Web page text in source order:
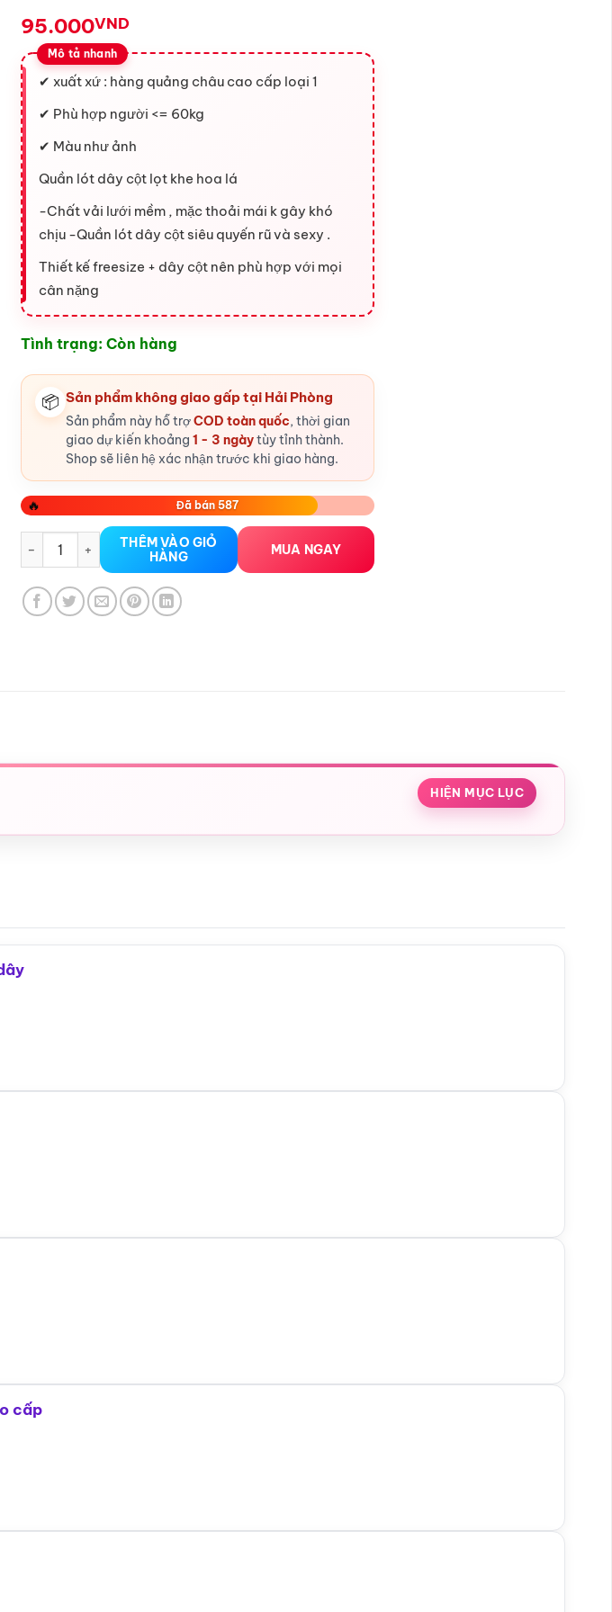
95.000VND
✔ xuất xứ : hàng quảng châu cao cấp loại 1
✔ Phù hợp người <= 60kg
✔ Màu như ảnh
Quần lót dây cột lọt khe hoa lá
-Chất vải lưới mềm , mặc thoải mái k gây khó
chịu -Quần lót dây cột siêu quyến rũ và sexy .
Thiết kế freesize + dây cột nên phù hợp với mọi
cân nặng
Tình trạng: Còn hàng
📦 Sản phẩm không giao gấp tại Hải Phòng
Sản phẩm này hỗ trợCOD toàn quốc, thời gian
giao dự kiến khoảng 1 - 3 ngàytùy tỉnh thành.
Shop sẽ liên hệ xác nhận trước khi giao hàng.
🔥 Đã bán 587
Quần lót lọt khe tại Hải Phòng 3225 dây cột lọt khe viền bèo hoa lá số lượng
THÊM VÀO GIỎ
HÀNG
MUA NGAY
HIỆN MỤC LỤC
cấp